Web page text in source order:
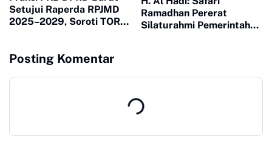
Setujui Raperda RPJMD
2025–2029, Soroti TORA
Ramadhan Pererat
Silaturahmi Pemerintah
Posting Komentar